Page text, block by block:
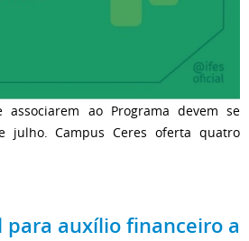
associarem ao Programa devem se
julho. Campus Ceres oferta quatro
auxílio financeiro a